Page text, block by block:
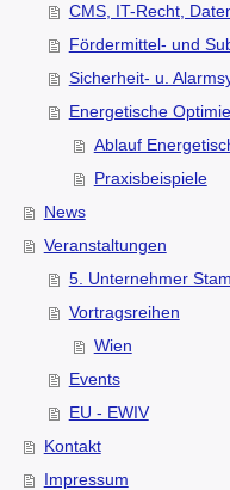
CMS, IT-Recht,
Fördermittel- und
Sicherheit- u.
Energetische
Ablauf
Praxisbeispiele
News
Veranstaltungen
5. Unternehmer
Vortragsreihen
Wien
Events
EU - EWIV
Kontakt
Impressum